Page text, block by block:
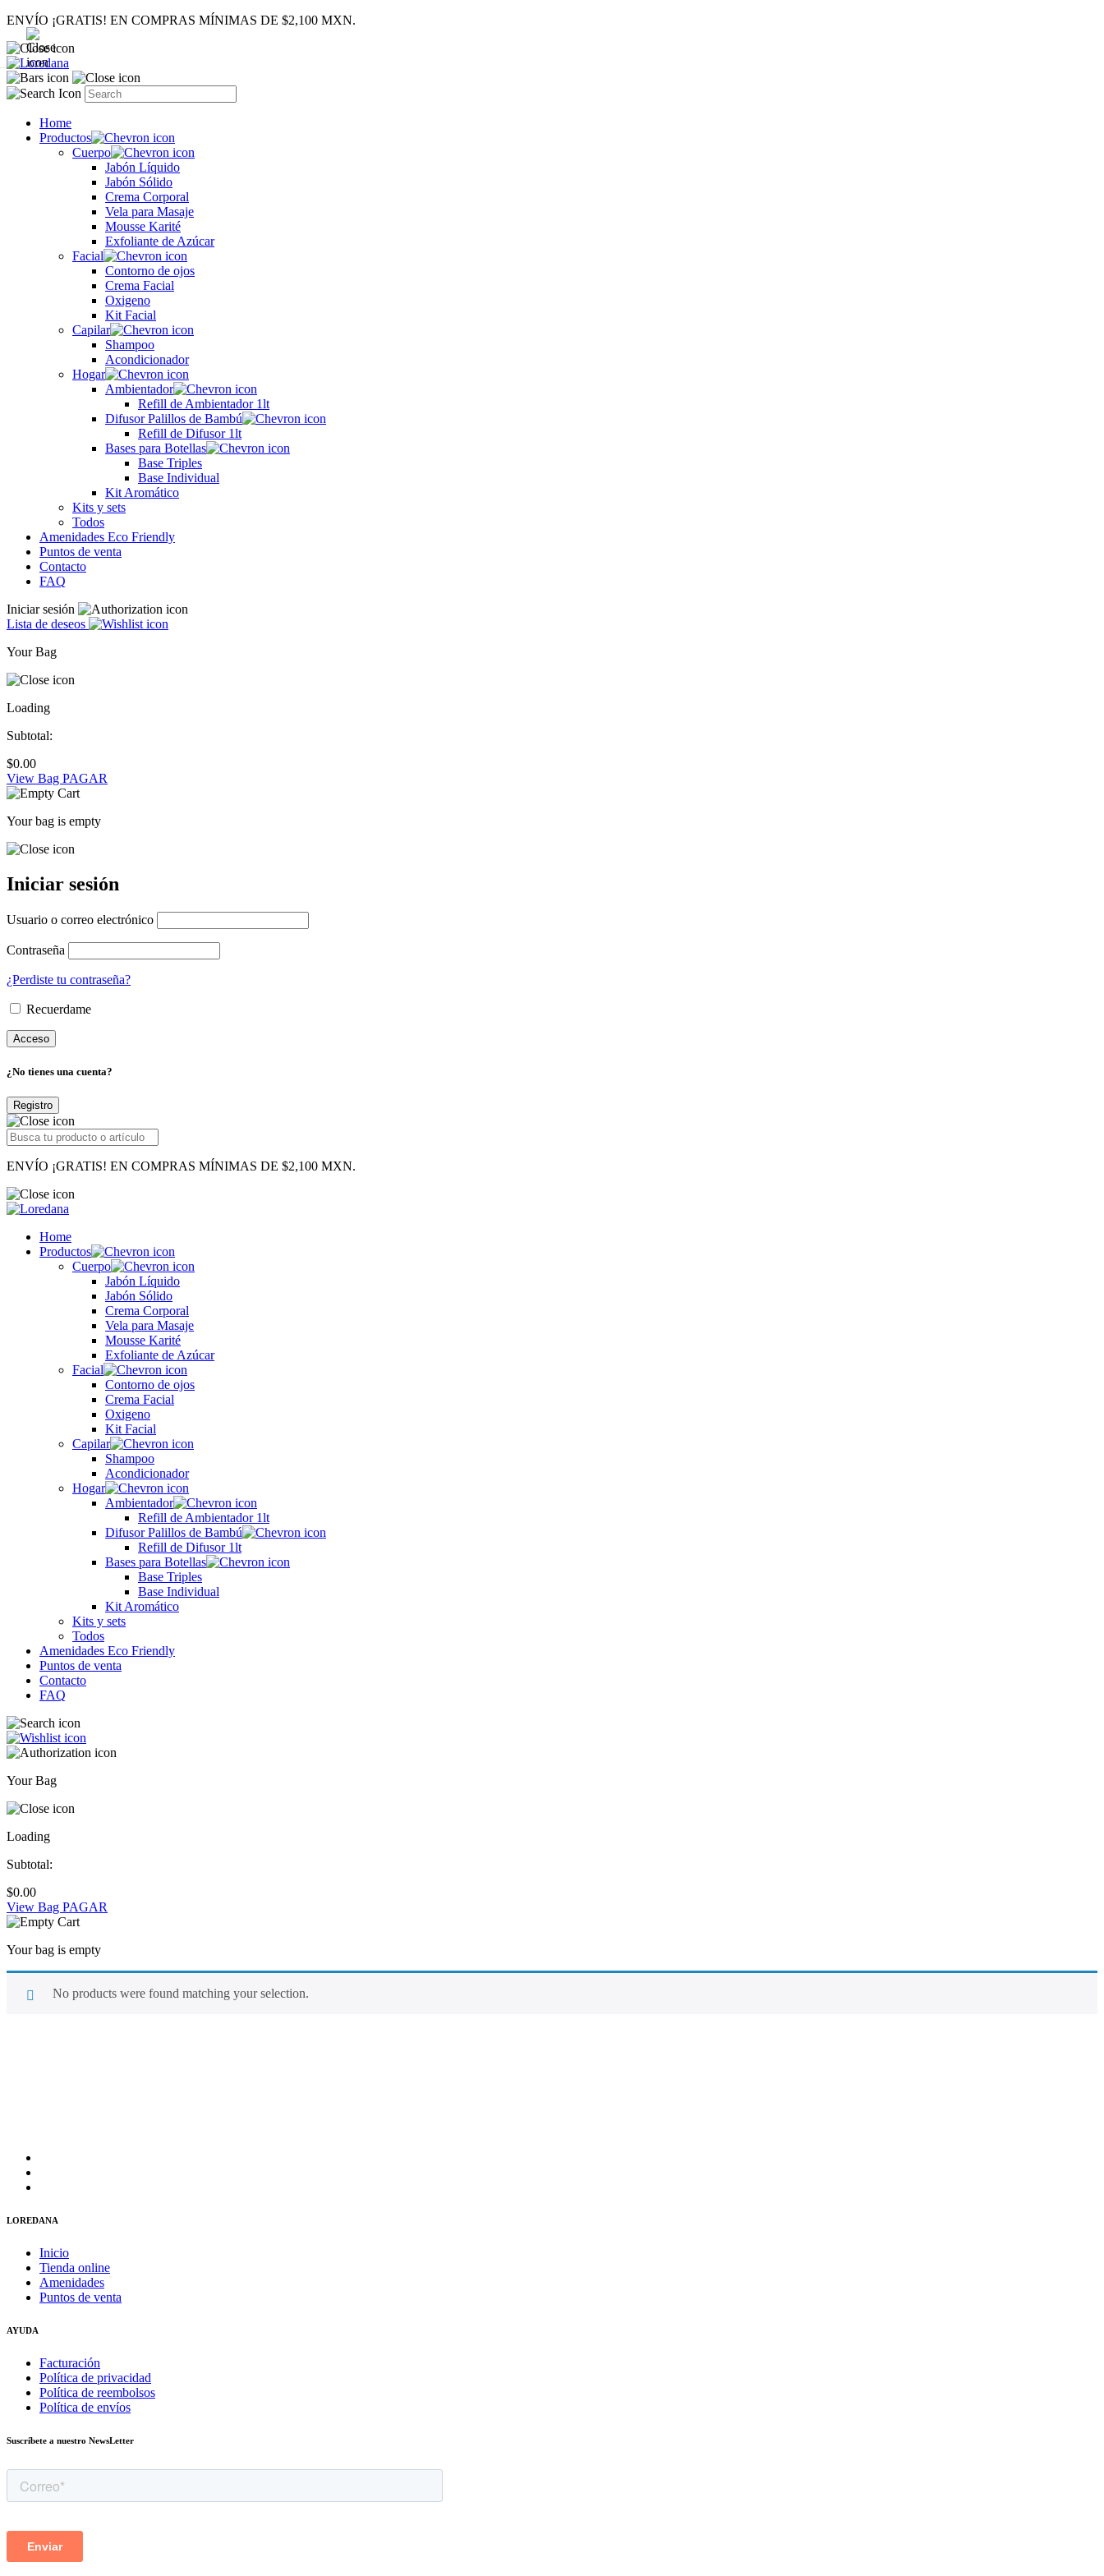
ENVÍO ¡GRATIS! EN COMPRAS MÍNIMAS DE $2,100 MXN.
Home
Productos
Cuerpo
Jabón Líquido
Jabón Sólido
Crema Corporal
Vela para Masaje
Mousse Karité
Exfoliante de Azúcar
Facial
Contorno de ojos
Crema Facial
Oxigeno
Kit Facial
Capilar
Shampoo
Acondicionador
Hogar
Ambientador
Refill de Ambientador 1lt
Difusor Palillos de Bambú
Refill de Difusor 1lt
Bases para Botellas
Base Triples
Base Individual
Kit Aromático
Kits y sets
Todos
Amenidades Eco Friendly
Puntos de venta
Contacto
FAQ
Iniciar sesión
Lista de deseos
Your Bag
Loading
Subtotal:
$0.00
View Bag PAGAR
Your bag is empty
Iniciar sesión
Usuario o correo electrónico
Contraseña
¿Perdiste tu contraseña?
Recuerdame
¿No tienes una cuenta?
Registro
ENVÍO ¡GRATIS! EN COMPRAS MÍNIMAS DE $2,100 MXN.
Home
Productos
Cuerpo
Jabón Líquido
Jabón Sólido
Crema Corporal
Vela para Masaje
Mousse Karité
Exfoliante de Azúcar
Facial
Contorno de ojos
Crema Facial
Oxigeno
Kit Facial
Capilar
Shampoo
Acondicionador
Hogar
Ambientador
Refill de Ambientador 1lt
Difusor Palillos de Bambú
Refill de Difusor 1lt
Bases para Botellas
Base Triples
Base Individual
Kit Aromático
Kits y sets
Todos
Amenidades Eco Friendly
Puntos de venta
Contacto
FAQ
Your Bag
Loading
Subtotal:
$0.00
View Bag PAGAR
Your bag is empty
No products were found matching your selection.
LOREDANA
Inicio
Tienda online
Amenidades
Puntos de venta
AYUDA
Facturación
Política de privacidad
Política de reembolsos
Política de envíos
Suscríbete a nuestro NewsLetter